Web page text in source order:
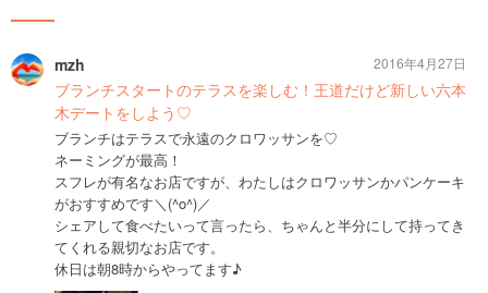
mzh
ブランチスタートのテラスを楽しむ！王道だけど新しい六本
木デートをしよう♡
ブランチはテラスで永遠のクロワッサンを♡
ネーミングが最高！
スフレが有名なお店ですが、わたしはクロワッサンかパンケーキ
がおすすめです＼(^o^)／
シェアして食べたいって言ったら、ちゃんと半分にして持ってき
てくれる親切なお店です。
休日は朝8時からやってます♪
2016年4月27日